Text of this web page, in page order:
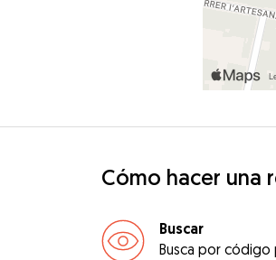
Cómo hacer una
Buscar
Busca por código